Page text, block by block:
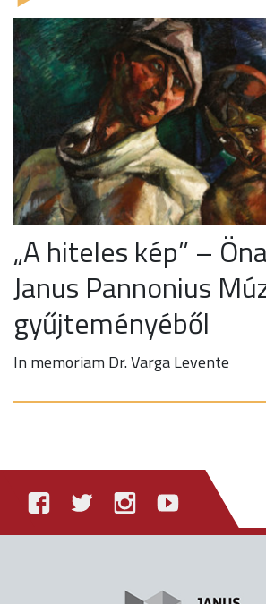
„A hiteles kép” –
Janus Pannonius
gyűjteményéből
In memoriam Dr. Varga Levente